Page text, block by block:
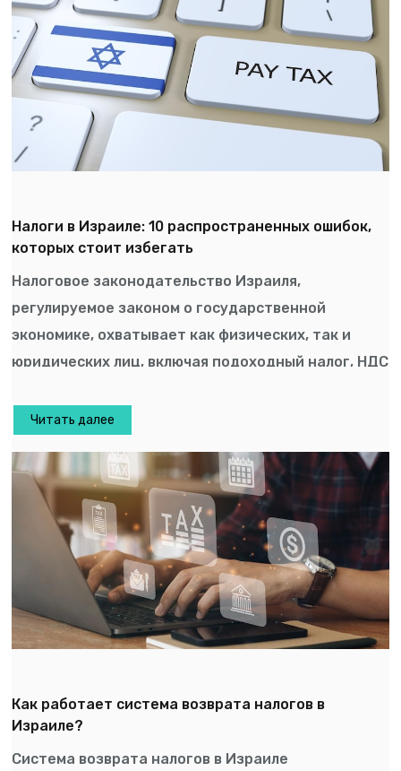
Налоги в Израиле: 10 распространенных ошибок,
которых стоит избегать
Налоговое законодательство Израиля,
регулируемое законом о государственной
экономике, охватывает как физических, так и
юридических лиц, включая подоходный налог, НДС
Читать далее
Как работает система возврата налогов в
Израиле?
Система возврата налогов в Израиле